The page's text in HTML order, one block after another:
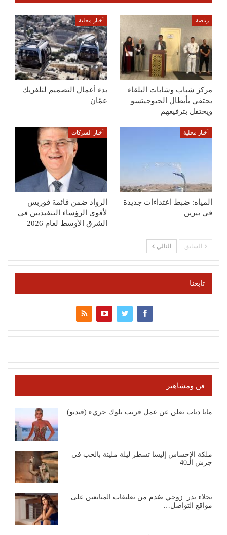
رياضة
مركز شباب وشابات البلقاء
يحتفي بأبطال الجيوجيتسو
ويحتفل بترفيعهم
أخبار محلية
بدء أعمال التصميم لتلفريك
عمّان
أخبار محلية
المياه: ضبط اعتداءات جديدة
في بيرين
أخبار الشركات
الرواد ضمن قائمة فوربس
لأقوى الرؤساء التنفيذيين في
الشرق الأوسط لعام 2026
السابق التالي
تابعنا
فن ومشاهير
مايا دياب تعلن عن عمل قريب بلوك جريء (فيديو)
ملكة الإحساس إليسا تسطر ليلة مليئة بالحب في
جرش الـ40
نجلاء بدر: زوجي صُدم من تعليقات المتابعين على
مواقع التواصل…